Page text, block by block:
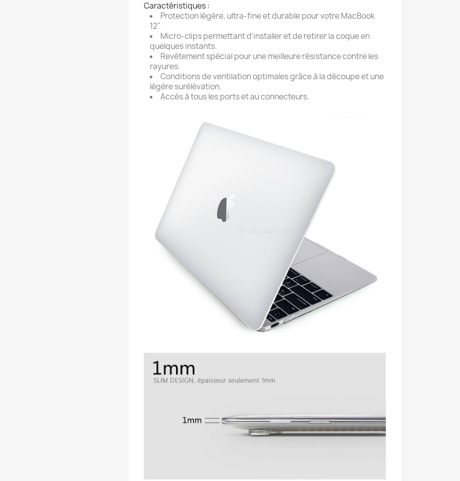
Caractéristiques :
Protection légère, ultra-fine et durable pour votre MacBook
12".
Micro-clips permettant d'installer et de retirer la coque en
quelques instants.
Revêtement spécial pour une meilleure résistance contre les
rayures.
Conditions de ventilation optimales grâce à la découpe et une
légère surélévation.
Accès à tous les ports et au connecteurs.